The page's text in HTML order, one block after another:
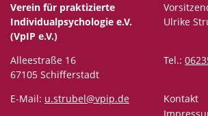
Verein für praktizierte
Individualpsychologie e.V.
(VpIP e.V.)
Ulrike
Alleestraße 16
67105 Schifferstadt
Tel.:
E-Mail: u.strubel@vpip.de
Kontakt